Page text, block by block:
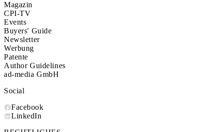
Magazin
CPI-TV
Events
Buyers' Guide
Newsletter
Werbung
Patente
Author Guidelines
ad-media GmbH
Social
Facebook
LinkedIn